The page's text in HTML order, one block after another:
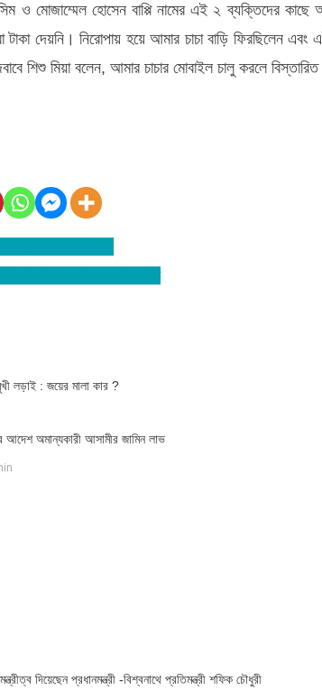
ও মোজাম্মেল হোসেন বাপ্পি নামের এই ২ ব্যক্তিদের কাছে
টাকা দেয়নি। নিরোপায় হয়ে আমার চাচা বাড়ি ফিরছিলেন
শিশু মিয়া বলেন, আমার চাচার মোবাইল চালু করলে বিস্তারিত
লড়াই : জয়ের মালা কার ?
আদেশ অমান্যকারী আসামীর জামিন লাভ
দিয়েছেন প্রধানমন্ত্রী -বিশ্বনাথে প্রতিমন্ত্রী শফিক চৌধুরী